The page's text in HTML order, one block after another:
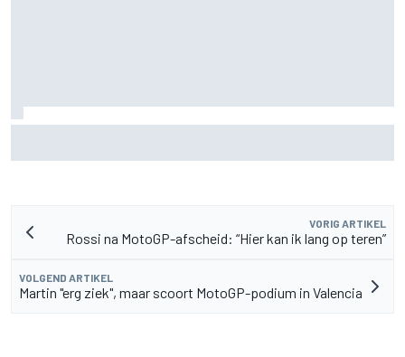
VORIG ARTIKEL
Rossi na MotoGP-afscheid: “Hier kan ik lang op teren”
VOLGEND ARTIKEL
Martin "erg ziek", maar scoort MotoGP-podium in Valencia